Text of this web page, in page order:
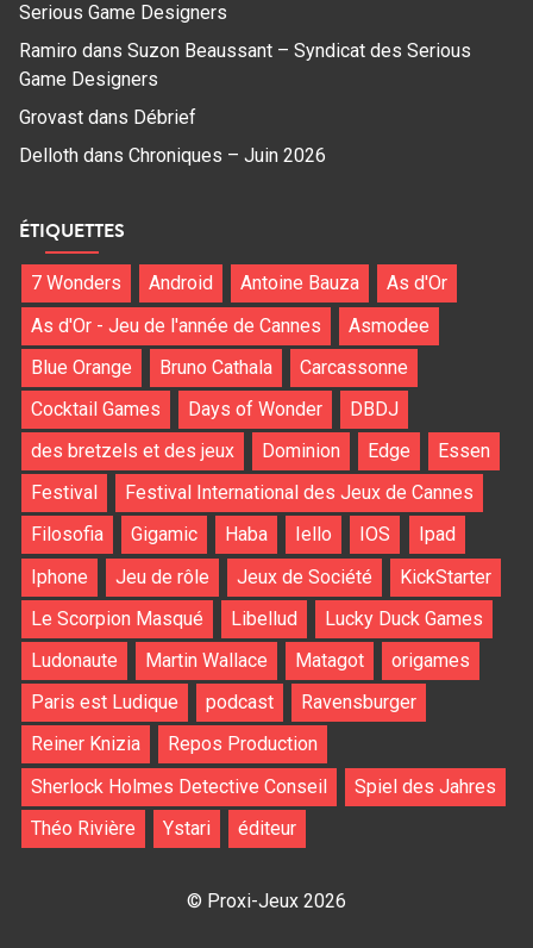
Serious Game Designers
Ramiro dans Suzon Beaussant – Syndicat des Serious
Game Designers
Grovast dans Débrief
Delloth dans Chroniques – Juin 2026
ÉTIQUETTES
7 Wonders Android Antoine Bauza
As d'Or
As d'Or - Jeu de l'année de Cannes
Asmodee
Blue Orange
Bruno Cathala
Carcassonne
Cocktail Games
Days of Wonder
DBDJ
des bretzels et des jeux
Dominion Edge
Essen
Festival
Festival International des Jeux de Cannes
Filosofia
Gigamic Haba Iello IOS
Ipad
Iphone
Jeu de rôle Jeux de Société
KickStarter
Le Scorpion Masqué
Libellud
Lucky Duck Games
Ludonaute
Martin Wallace Matagot
origames
Paris est Ludique
podcast
Ravensburger
Reiner Knizia
Repos Production
Sherlock Holmes Detective Conseil
Spiel des Jahres
Théo Rivière
Ystari éditeur
© Proxi-Jeux 2026